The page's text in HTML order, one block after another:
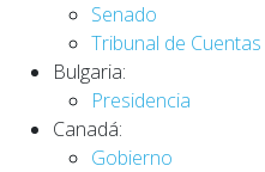
Senado
Tribunal de Cuentas
Bulgaria:
Presidencia
Canadá:
Gobierno